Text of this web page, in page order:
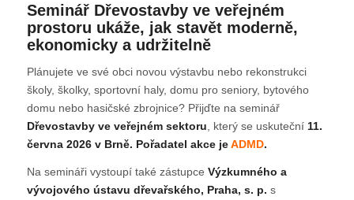
Seminář Dřevostavby ve veřejném
prostoru ukáže, jak stavět moderně,
ekonomicky a udržitelně
Plánujete ve své obci novou výstavbu nebo rekonstrukci
školy, školky, sportovní haly, domu pro seniory, bytového
domu nebo hasičské zbrojnice? Přijďte na seminář
Dřevostavby ve veřejném sektoru , který se uskuteční 11.
června 2026 v Brně. Pořadatel akce jeADMD.
Na semináři vystoupí také zástupce Výzkumného a
vývojového ústavu dřevařského, Praha, s. p. s